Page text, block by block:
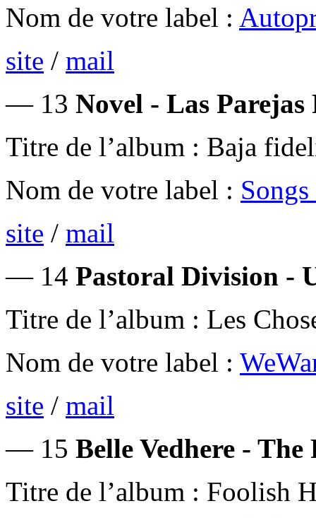
Nom de votre label :
site / mail
— 13 Novel - Las Parejas
Titre de l’album : Baja
Nom de votre label :
site / mail
— 14 Pastoral Division -
Titre de l’album : Les
Nom de votre label :
site / mail
— 15 Belle Vedhere - The
Titre de l’album : Foolish